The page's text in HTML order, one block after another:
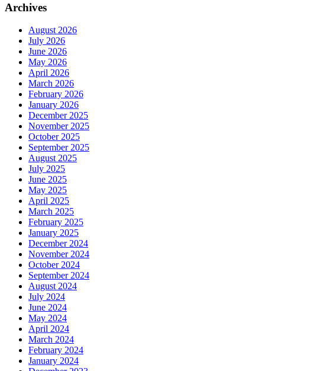
Archives
August 2026
July 2026
June 2026
May 2026
April 2026
March 2026
February 2026
January 2026
December 2025
November 2025
October 2025
September 2025
August 2025
July 2025
June 2025
May 2025
April 2025
March 2025
February 2025
January 2025
December 2024
November 2024
October 2024
September 2024
August 2024
July 2024
June 2024
May 2024
April 2024
March 2024
February 2024
January 2024